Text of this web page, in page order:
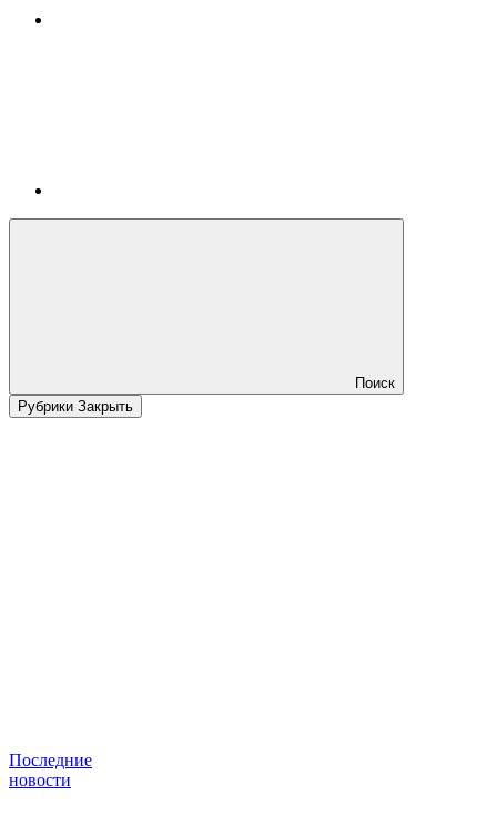
Поиск
Рубрики Закрыть
Последние
новости